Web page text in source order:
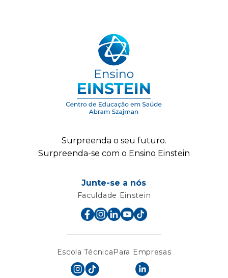
Surpreenda o seu futuro.
Surpreenda-se com o Ensino Einstein
Junte-se a nós
Faculdade Einstein
Escola TécnicaPara Empresas